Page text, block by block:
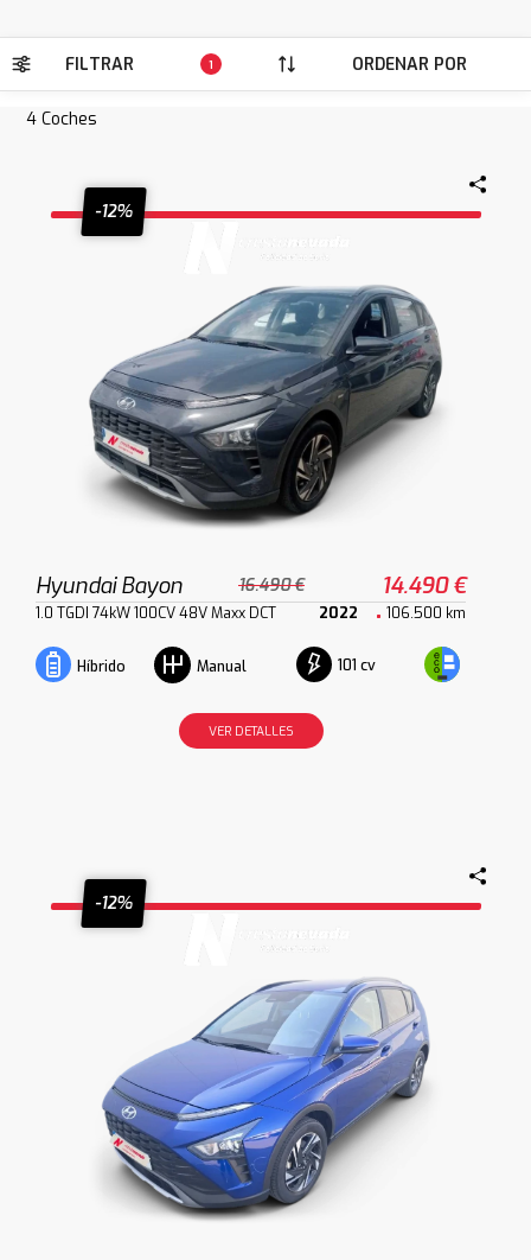
FILTRAR 1 ORDENAR POR
4 Coches
-12%
Hyundai Bayon 16.490 € 14.490 €
1.0 TGDI 74kW 100CV 48V Maxx DCT 2022 106.500 km
Híbrido Manual 101 cv
VER DETALLES
-12%